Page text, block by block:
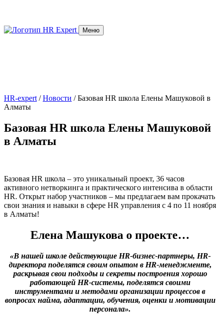
Меню
HR-expert /Новости /Базовая HR школа Елены Машуковой в
Алматы
Базовая HR школа Елены Машуковой
в Алматы
Базовая HR школа – это уникальный проект, 36 часов
активного нетворкинга и практического интенсива в области
HR. Открыт набор участников – мы предлагаем вам прокачать
свои знания и навыки в сфере HR управления с 4 по 11 ноября
в Алматы!
Елена Машукова о проекте…
«В нашей школе действующие HR-бизнес-партнеры, HR-
директора поделятся своим опытом в HR-менеджменте,
раскрывая свои подходы и секреты построения хорошо
работающей HR-системы, поделятся своими
инструментами и методами организации процессов в
вопросах найма, адаптации, обучения, оценки и мотивации
персонала».